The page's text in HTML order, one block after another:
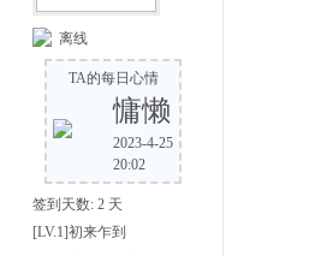
离线
TA的每日心情
慵懒
2023-4-25
20:02
签到天数: 2 天
[LV.1]初来乍到